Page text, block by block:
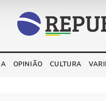
OPINIÃO CULTURA